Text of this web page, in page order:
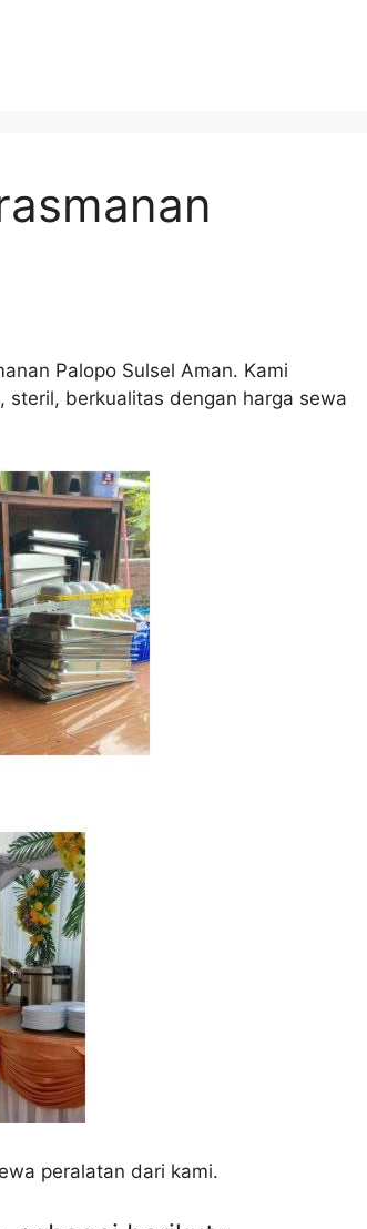
Palopo Sulsel Aman. Kami
berkualitas dengan harga sewa
peralatan dari kami.